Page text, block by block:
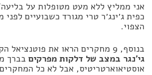
אני ממליץ ללא מעט מטופלות על
כפית ג׳ינג׳ר טרי מגורד כשבועיים לפני
הצפוי.
בנוסף, 9 מחקרים הראו את פוטנציאל הקלת הכאב של
גי׳נגר במצב של דלקות מפרקים בברך
אוסטיאוארטריטיס, אבל לא כל